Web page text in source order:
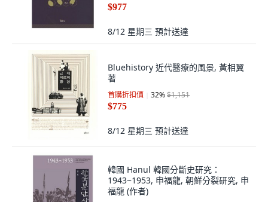
$977
8/12 星期三 預計送達
Bluehistory 近代醫療的風景, 黃相翼
著
首購折扣價 32%$1,151
$775
8/12 星期三 預計送達
韓國 Hanul 韓國分斷史研究：
1943~1953, 申福龍, 朝鮮分裂研究, 申
福龍 (作者)